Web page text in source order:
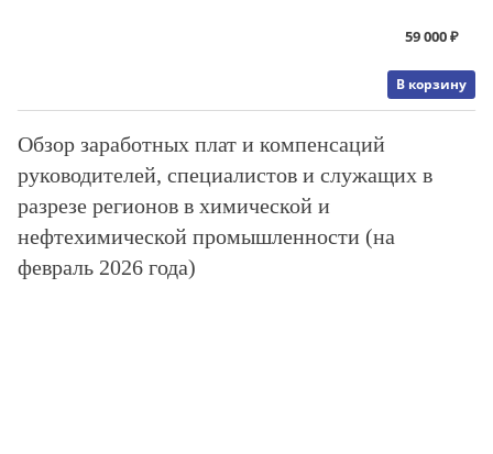
59 000 ₽
В корзину
Обзор заработных плат и компенсаций
руководителей, специалистов и служащих в
разрезе регионов в химической и
нефтехимической промышленности (на
февраль 2026 года)